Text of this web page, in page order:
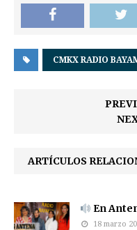
CMKX RADIO
ARTÍCULOS
En
18 marzo